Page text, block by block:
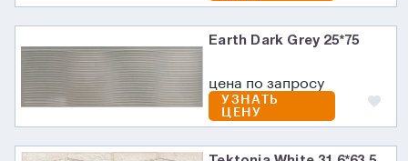
Earth Dark Grey 25*75
цена по запросу
УЗНАТЬ
ЦЕНУ